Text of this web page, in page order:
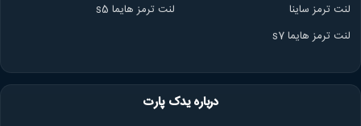
لنت ترمز ساینا
لنت ترمز هایما s5
لنت ترمز هایما s7
درباره یدک پارت